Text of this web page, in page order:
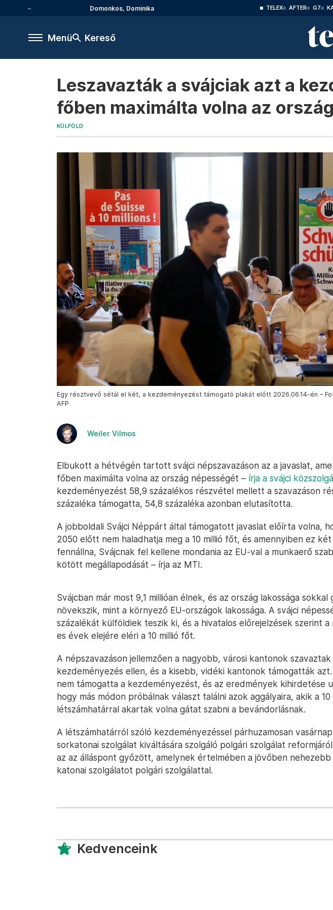
Domonkos, Dominika TELEX AFTER G7
Menü Kereső
Leszavazták a svájciak azt a
főben maximálta volna az
KÜLFÖLD
Egy résztvevő sétál el két, a kezdeményezést támogató plakát előtt 2026.06.14-én –
AFP
Weiler Vilmos
Elbukott a hétvégén tartott svájci népszavazáson az a javaslat,
főben maximálta volna az ország népességét – írja a svájci
kezdeményezést 58,9 százalékos részvétel mellett a szavazáson
százaléka támogatta, 54,8 százaléka azonban elutasította.
A jobboldali Svájci Néppárt által támogatott javaslat előírta volna,
2050 előtt nem haladhatja meg a 10 millió főt, és amennyiben ez
fennállna, Svájcnak fel kellene mondania az EU-val a munkaerő
kötött megállapodását – írja az MTI.
Svájcban már most 9,1 millióan élnek, és az ország lakossága sokkal
növekszik, mint a környező EU-országok lakossága. A svájci
százalékát külföldiek teszik ki, és a hivatalos előrejelzések szerint a
es évek elejére eléri a 10 millió főt.
A népszavazáson jellemzően a nagyobb, városi kantonok szavaztak
kezdeményezés ellen, és a kisebb, vidéki kantonok támogatták
nem támogatta a kezdeményezést, és az eredmények kihirdetése
hogy más módon próbálnak választ találni azok aggályaira, akik a 10
létszámhatárral akartak volna gátat szabni a bevándorlásnak.
A létszámhatárról szóló kezdeményezéssel párhuzamosan
sorkatonai szolgálat kiváltására szolgáló polgári szolgálat
az az álláspont győzött, amelynek értelmében a jövőben nehezebb
katonai szolgálatot polgári szolgálattal.
Kedvenceink